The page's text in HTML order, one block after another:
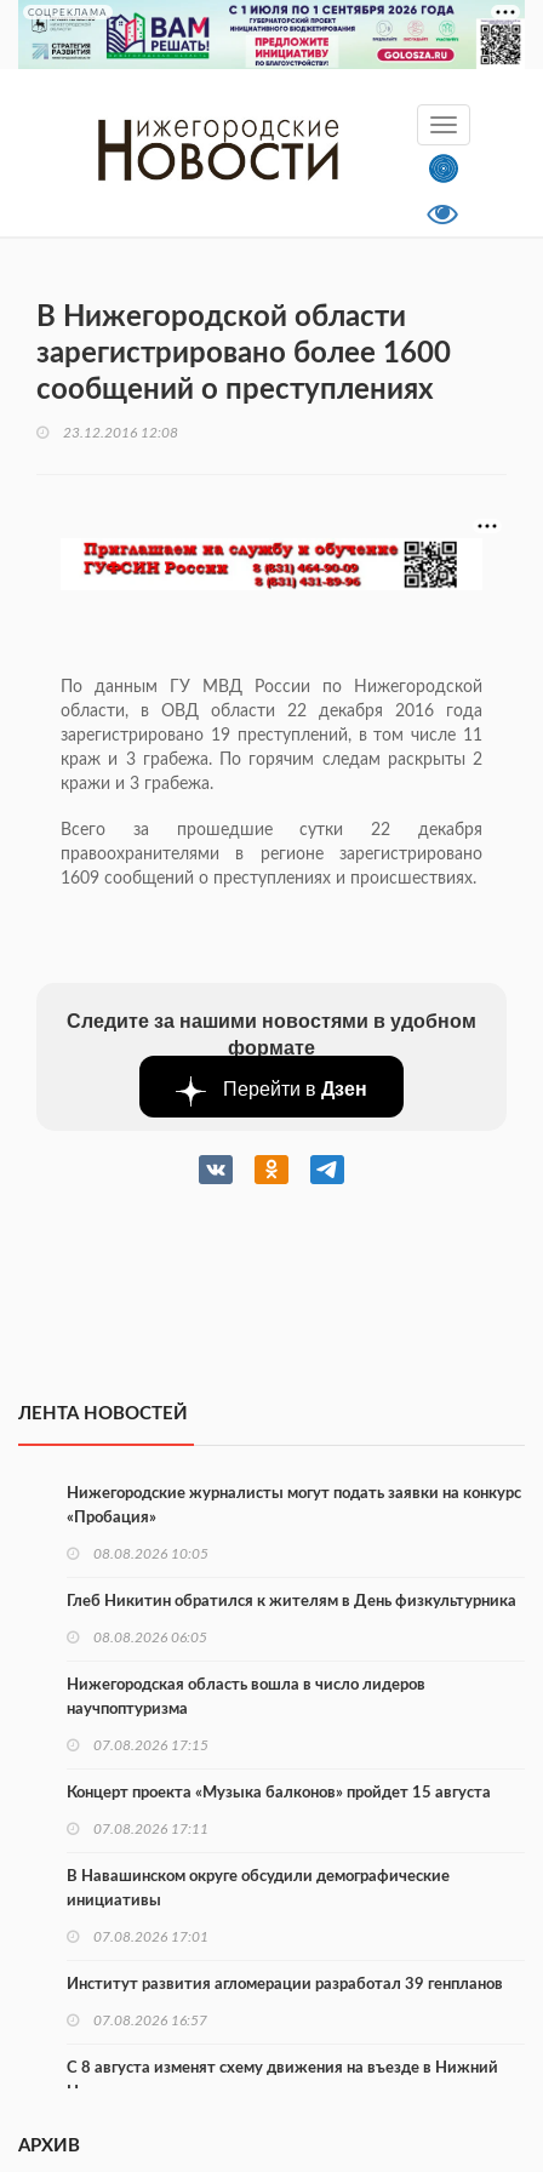
СОЦРЕКЛАМА
В Нижегородской области
зарегистрировано более 1600
сообщений о преступлениях
23.12.2016 12:08
По данным ГУ МВД России по Нижегородской
области, в ОВД области 22 декабря 2016 года
зарегистрировано 19 преступлений, в том числе 11
краж и 3 грабежа. По горячим следам раскрыты 2
кражи и 3 грабежа.
Всего за прошедшие сутки 22 декабря
правоохранителями в регионе зарегистрировано
1609 сообщений о преступлениях и происшествиях.
Следите за нашими новостями в удобном
формате
Перейти в Дзен
ЛЕНТА НОВОСТЕЙ
Нижегородские журналисты могут подать заявки на конкурс
«Пробация»
08.08.2026 10:05
Глеб Никитин обратился к жителям в День физкультурника
08.08.2026 06:05
Нижегородская область вошла в число лидеров
научпоптуризма
07.08.2026 17:15
Концерт проекта «Музыка балконов» пройдет 15 августа
07.08.2026 17:11
В Навашинском округе обсудили демографические
инициативы
07.08.2026 17:01
Институт развития агломерации разработал 39 генпланов
07.08.2026 16:57
С 8 августа изменят схему движения на въезде в Нижний
Новгород
АРХИВ